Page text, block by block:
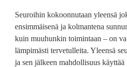
Seuroihin kokoonnutaan yleensä
ensimmäisenä ja kolmantena
kuin muuhunkin toimintaan – on
lämpimästi tervetulleita. Yleensä
ja sen jälkeen mahdollisuus